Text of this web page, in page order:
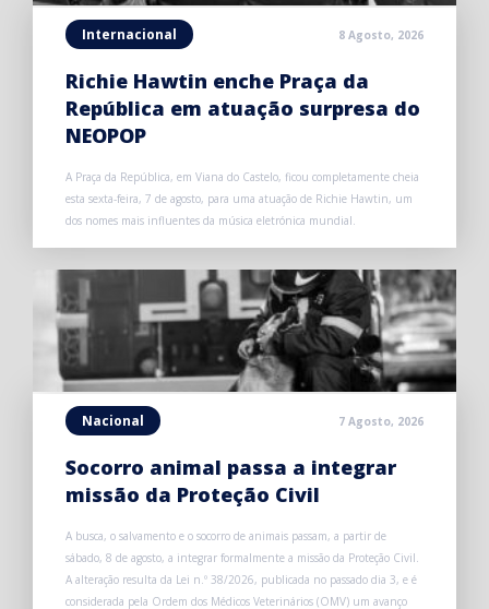
Internacional 8 Agosto, 2026
Richie Hawtin enche Praça da
República em atuação surpresa do
NEOPOP
A Praça da República, em Viana do Castelo, ficou completamente cheia
esta sexta-feira, 7 de agosto, para uma atuação de Richie Hawtin, um
dos nomes mais influentes da música eletrónica mundial.
Nacional 7 Agosto, 2026
Socorro animal passa a integrar
missão da Proteção Civil
A busca, o salvamento e o socorro de animais passam, a partir de
sábado, 8 de agosto, a integrar formalmente a missão da Proteção Civil.
A alteração resulta da Lei n.º 38/2026, publicada no passado dia 3, e é
considerada pela Ordem dos Médicos Veterinários (OMV) um avanço